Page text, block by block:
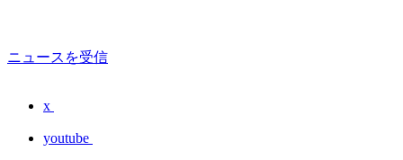
ニュースを受信
x
youtube